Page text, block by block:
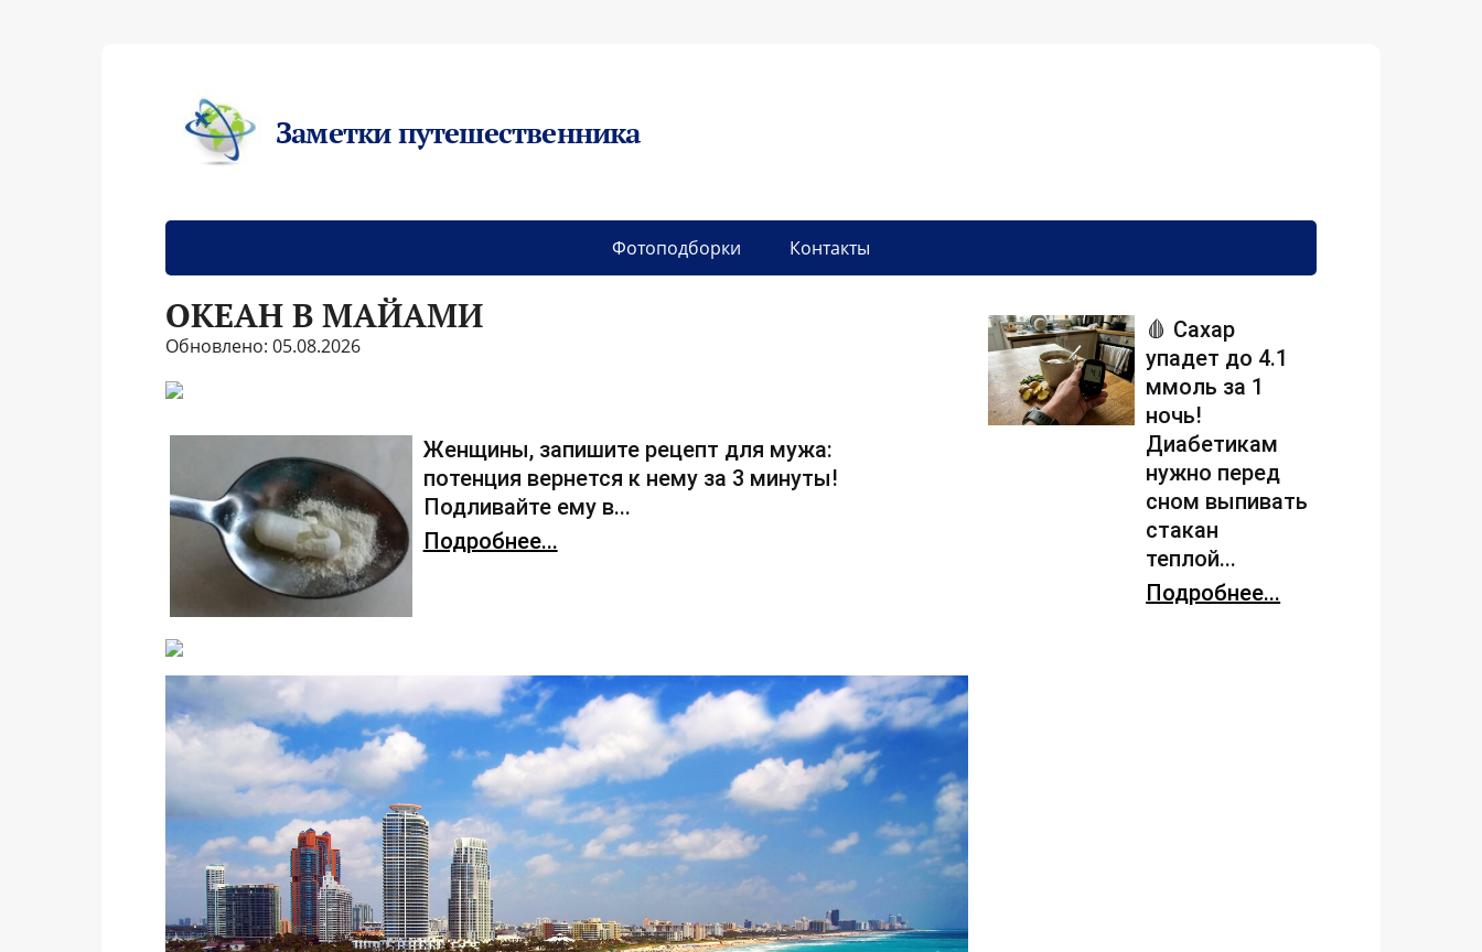
Заметки путешественника
Фотоподборки Контакты
ОКЕАН В МАЙАМИ
Обновлено: 05.08.2026
Женщины, запишите рецепт для мужа:
потенция вернется к нему за 3 минуты!
Подливайте ему в...
Подробнее...
🩸 Сахар
упадет до 4.1
ммоль за 1
ночь!
Диабетикам
нужно перед
сном выпивать
стакан
теплой...
Подробнее...